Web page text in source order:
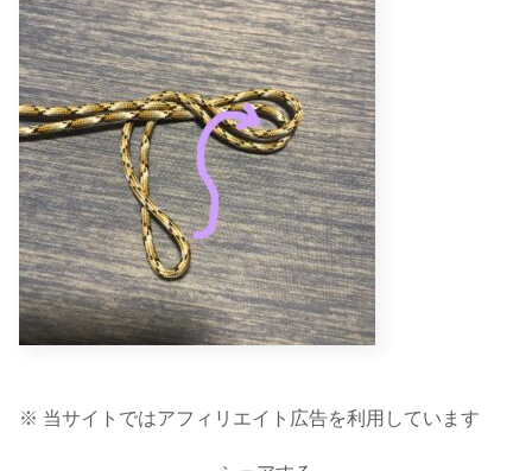
※ 当サイトではアフィリエイト広告を利用しています